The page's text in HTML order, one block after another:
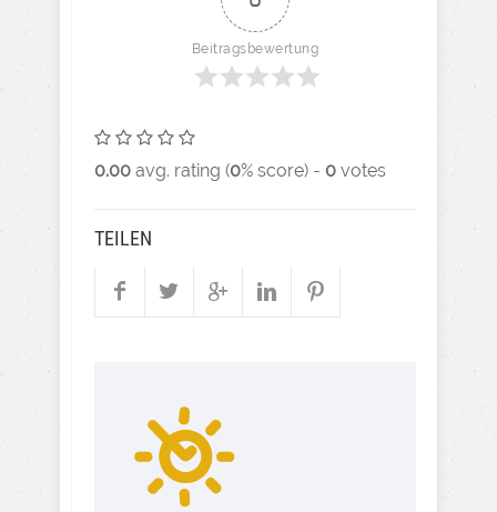
Beitragsbewertung
0.00 avg. rating (0% score) - 0 votes
TEILEN